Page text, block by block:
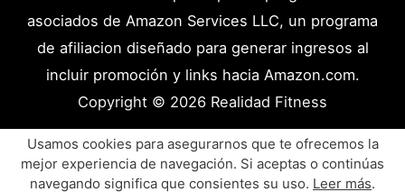
Volumen
Guía
Completa
asociados de Amazon Services LLC, un programa
de afiliacion diseñado para generar ingresos al
incluir promoción y links hacia Amazon.com.
Copyright © 2026 Realidad Fitness
Políticas de Privacidad – Términos y Condiciones
Disclaimer Médico
Contacto
Artículos
Usamos cookies para asegurarnos que te ofrecemos la
mejor experiencia de navegación. Si aceptas o continúas
navegando significa que consientes su uso. Leer más.